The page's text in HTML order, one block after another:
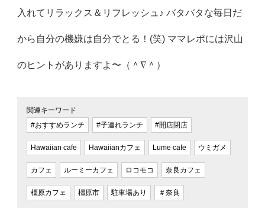
入れてリラックス＆リフレッシュ♪ バタバタな毎日だ
から自分の機嫌は自分でとる！(笑) ママレポには沢山
のヒントがありますよ〜（＾∇＾）
関連キーワード
#おすすめランチ
#子連れランチ #開店閉店
Hawaiian cafe Hawaiianカフェ Lume cafe ウミガメ
カフェ ルーミーカフェ ロコモコ 奈良カフェ
橿原カフェ 橿原市 駐車場あり ＃奈良